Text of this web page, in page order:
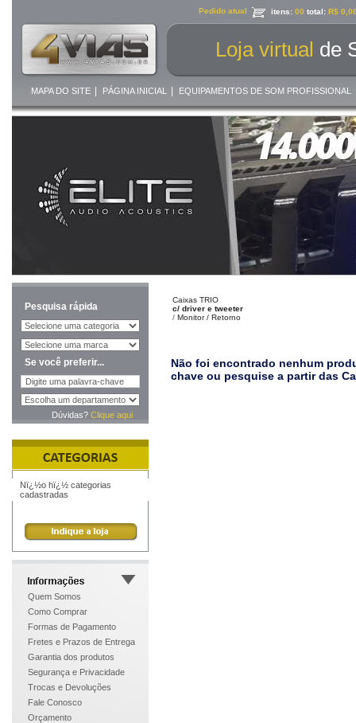
Pedido atual itens: 00 total: R$
Loja virtual de
MAPA DO SITE| PÁGINA INICIAL | EQUIPAMENTOS DE SOM PROFISSIONAL
Pesquisa rápida
Se você preferir...
Dúvidas? Clique aqui
Nï¿½o hï¿½ categorias
cadastradas
Quem Somos
Como Comprar
Formas de Pagamento
Fretes e Prazos de Entrega
Garantia dos produtos
Segurança e Privacidade
Trocas e Devoluções
Fale Conosco
Orçamento
Caixas TRIO
c/ driver e tweeter
/ Monitor / Retorno
Não foi encontrado nenhum
chave ou pesquise a partir das